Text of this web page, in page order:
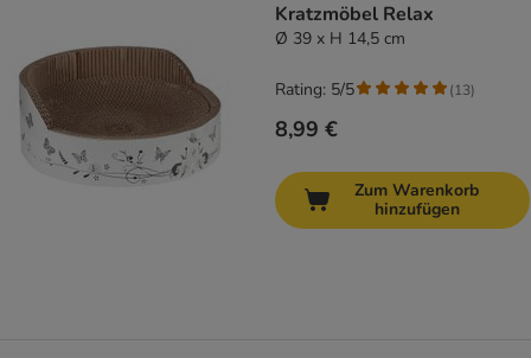
Kratzmöbel Relax
Ø 39 x H 14,5 cm
8,99 €
Rating: 5/5 (13)
Zum Warenkorb
hinzufügen